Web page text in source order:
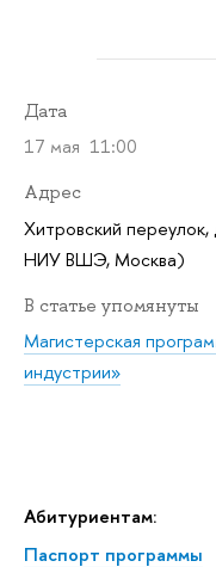
Абитуриентам:
Паспорт программы
Дата
17 мая 11:00
Адрес
Хитровский
НИУ ВШЭ, Москва)
статье упомянуты
Магистерская
индустрии»